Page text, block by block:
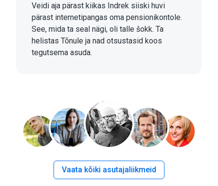
Veidi aja pärast kiikas Indrek siiski huvi
pärast internetipangas oma pensionikontole.
See, mida ta seal nägi, oli talle šokk. Ta
helistas Tõnule ja nad otsustasid koos
tegutsema asuda.
Vaata kõiki asutajaliikmeid